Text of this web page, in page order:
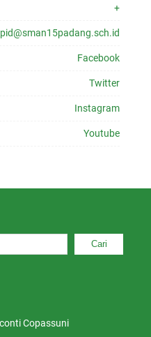
+
Facebook
Twitter
Instagram
Youtube
Cari
Copassuni